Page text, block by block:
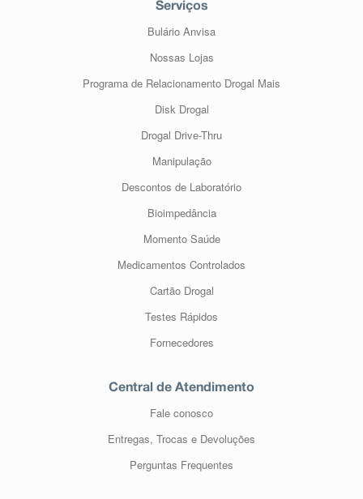
Serviços
Bulário Anvisa
Nossas Lojas
Programa de Relacionamento Drogal Mais
Disk Drogal
Drogal Drive-Thru
Manipulação
Descontos de Laboratório
Bioimpedância
Momento Saúde
Medicamentos Controlados
Cartão Drogal
Testes Rápidos
Fornecedores
Central de Atendimento
Fale conosco
Entregas, Trocas e Devoluções
Perguntas Frequentes